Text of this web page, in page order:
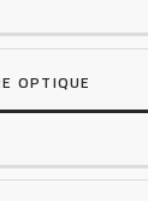
OPTIQUE